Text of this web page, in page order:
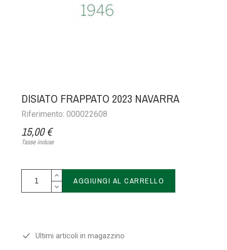
DISIATO FRAPPATO 2023 NAVARRA
Riferimento: 000022608
15,00 €
Tasse incluse
AGGIUNGI AL CARRELLO
Ultimi articoli in magazzino